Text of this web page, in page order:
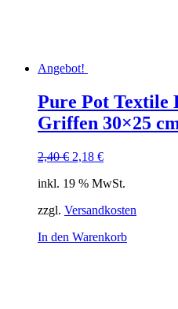
Angebot!
Pure Pot Textile
Griffen 30×25
2,40€ Ursprünglicher
war:
2,18 €Aktueller
ist:
inkl. 19 % MwSt.
zzgl. Versandkosten
In den Warenkorb